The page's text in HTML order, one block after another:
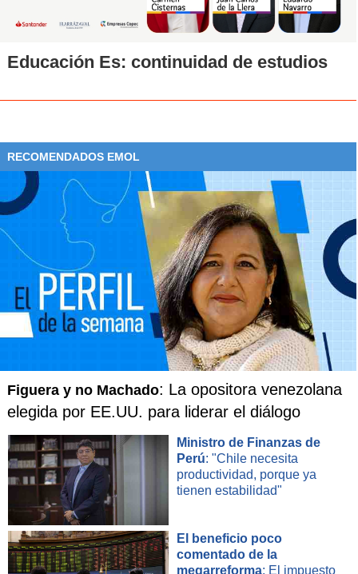
Educación Es: continuidad de estudios
RECOMENDADOS EMOL
Figuera y no Machado: La opositora venezolana
elegida por EE.UU. para liderar el diálogo
Ministro de Finanzas de
Perú: "Chile necesita
productividad, porque ya
tienen estabilidad"
El beneficio poco
comentado de la
megarreforma: El impuesto